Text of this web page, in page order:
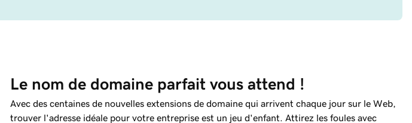
Le nom de domaine parfait vous attend !
Avec des centaines de nouvelles extensions de domaine qui arrivent chaque jour sur le Web,
trouver l'adresse idéale pour votre entreprise est un jeu d'enfant. Attirez les foules avec